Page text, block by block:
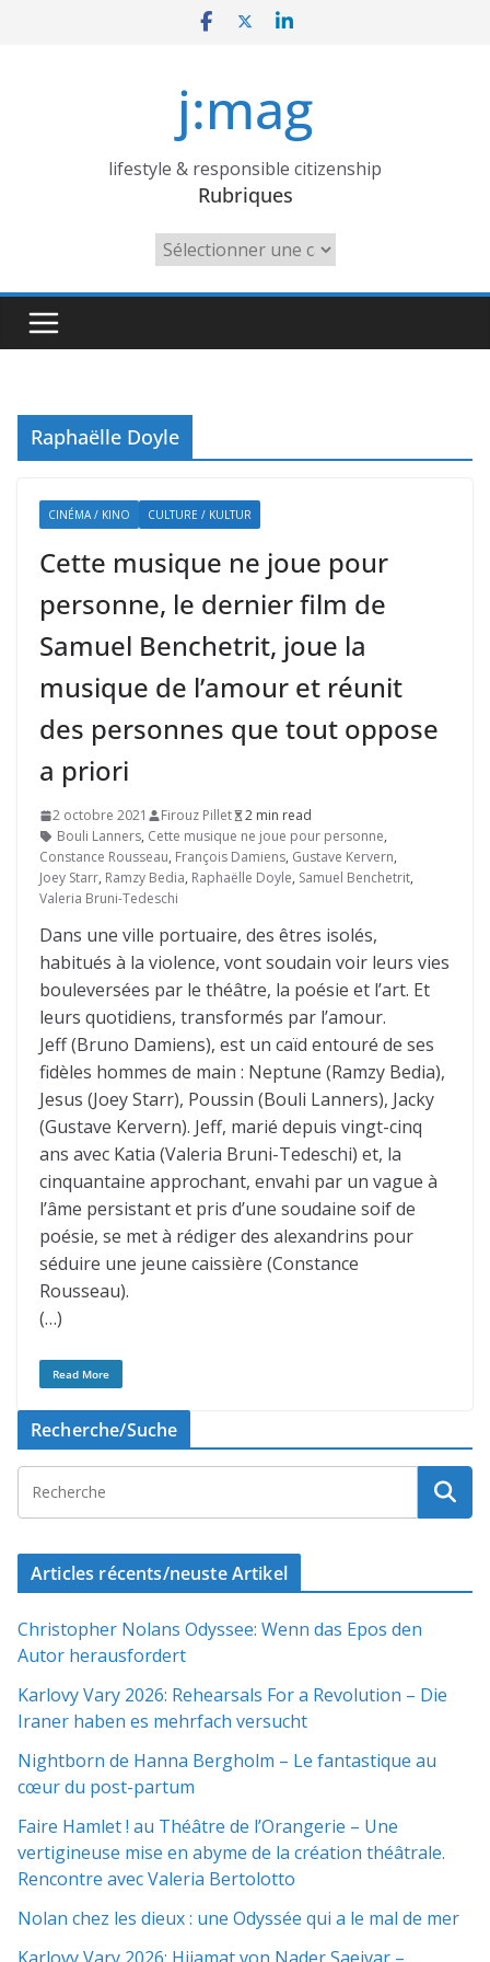
j:mag
lifestyle & responsible citizenship
Rubriques
Rubriques
Raphaëlle Doyle
CINÉMA / KINO CULTURE / KULTUR
Cette musique ne joue pour
personne, le dernier film de
Samuel Benchetrit, joue la
musique de l’amour et réunit
des personnes que tout oppose
a priori
2 octobre 2021 Firouz Pillet
2 min read
Bouli Lanners, Cette musique ne joue pour personne,
Constance Rousseau, François Damiens, Gustave Kervern,
Joey Starr, Ramzy Bedia, Raphaëlle Doyle, Samuel Benchetrit,
Valeria Bruni-Tedeschi
Dans une ville portuaire, des êtres isolés,
habitués à la violence, vont soudain voir leurs vies
bouleversées par le théâtre, la poésie et l’art. Et
leurs quotidiens, transformés par l’amour.
Jeff (Bruno Damiens), est un caïd entouré de ses
fidèles hommes de main : Neptune (Ramzy Bedia),
Jesus (Joey Starr), Poussin (Bouli Lanners), Jacky
(Gustave Kervern). Jeff, marié depuis vingt-cinq
ans avec Katia (Valeria Bruni-Tedeschi) et, la
cinquantaine approchant, envahi par un vague à
l’âme persistant et pris d’une soudaine soif de
poésie, se met à rédiger des alexandrins pour
séduire une jeune caissière (Constance
Rousseau).
(…)
Read More
Recherche/Suche
Articles récents/neuste Artikel
Christopher Nolans Odyssee: Wenn das Epos den
Autor herausfordert
Karlovy Vary 2026: Rehearsals For a Revolution – Die
Iraner haben es mehrfach versucht
Nightborn de Hanna Bergholm – Le fantastique au
cœur du post-partum
Faire Hamlet ! au Théâtre de l’Orangerie – Une
vertigineuse mise en abyme de la création théâtrale.
Rencontre avec Valeria Bertolotto
Nolan chez les dieux : une Odyssée qui a le mal de mer